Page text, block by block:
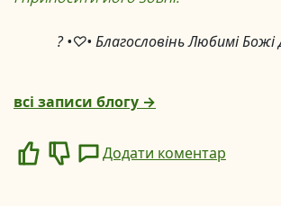
? •♡• Благословінь Любимі
всі записи блогу →
LikeDislike
Додати коментар